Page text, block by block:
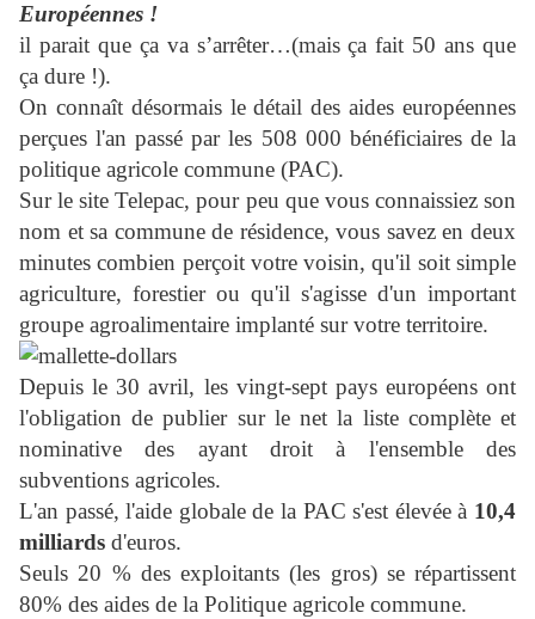
Européennes !
il parait que ça va s’arrêter…(mais ça fait 50 ans que
ça dure !).
On connaît désormais le détail des aides européennes
perçues l'an passé par les 508 000 bénéficiaires de la
politique agricole commune (PAC).
Sur le site Telepac, pour peu que vous connaissiez son
nom et sa commune de résidence, vous savez en deux
minutes combien perçoit votre voisin, qu'il soit simple
agriculture, forestier ou qu'il s'agisse d'un important
groupe agroalimentaire implanté sur votre territoire.
Depuis le 30 avril, les vingt-sept pays européens ont
l'obligation de publier sur le net la liste complète et
nominative des ayant droit à l'ensemble des
subventions agricoles.
L'an passé, l'aide globale de la PAC s'est élevée à 10,4
milliards d'euros.
Seuls 20 % des exploitants (les gros) se répartissent
80% des aides de la Politique agricole commune.